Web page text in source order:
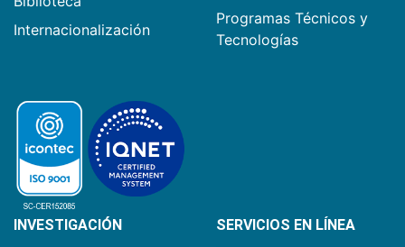
Internacionalización
Programas Técnicos y
Tecnologías
INVESTIGACIÓN SERVICIOS EN LÍNEA